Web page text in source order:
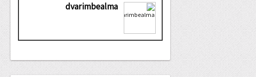
dvarimbealma